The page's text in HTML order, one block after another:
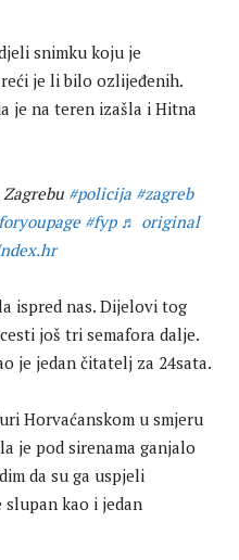
snimku koju je
je li bilo ozlijeđenih.
je na teren izašla i Hitna
#policija #zagreb
#fyp ♬ original
ispred nas. Dijelovi tog
još tri semafora dalje.
je jedan čitatelj za 24sata.
Horvaćanskom u smjeru
je pod sirenama ganjalo
da su ga uspjeli
kao i jedan